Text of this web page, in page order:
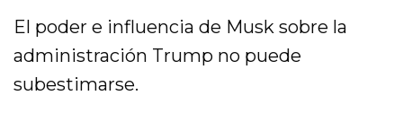
El poder e influencia de Musk sobre la
administración Trump no puede
subestimarse.